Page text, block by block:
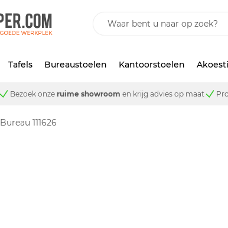
Tafels Bureaustoelen Kantoorstoelen
Bezoek onze ruime showroom en krijg advies op maat
Bureau 111626